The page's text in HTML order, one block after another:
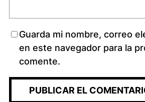
Guarda mi nombre, correo
en este navegador para la
comente.